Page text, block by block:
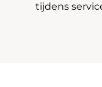
tijdens